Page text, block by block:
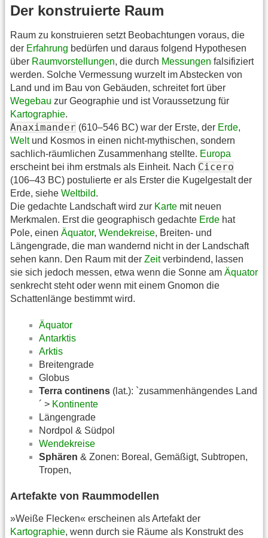
Der konstruierte Raum
Raum zu konstruieren setzt Beobachtungen voraus, die
der Erfahrung bedürfen und daraus folgend Hypothesen
über Raumvorstellungen, die durch Messungen falsifiziert
werden. Solche Vermessung wurzelt im Abstecken von
Land und im Bau von Gebäuden, schreitet fort über
Wegebau zur Geographie und ist Voraussetzung für
Kartographie.
Anaximander (610–546 BC) war der Erste, der Erde,
Weltund Kosmos in einen nicht-mythischen, sondern
sachlich-räumlichen Zusammenhang stellte. Europa
erscheint bei ihm erstmals als Einheit. Nach Cicero
(106–43 BC) postulierte er als Erster die Kugelgestalt der
Erde, siehe Weltbild.
Die gedachte Landschaft wird zur Karte mit neuen
Merkmalen. Erst die geographisch gedachte Erde hat
Pole, einen Äquator, Wendekreise, Breiten- und
Längengrade, die man wandernd nicht in der Landschaft
sehen kann. Den Raum mit der Zeitverbindend, lassen
sie sich jedoch messen, etwa wenn die Sonne am Äquator
senkrecht steht oder wenn mit einem Gnomon die
Schattenlänge bestimmt wird.
Äquator
Antarktis
Arktis
Breitengrade
Globus
Terra continens (lat.): `zusammenhängendes Land
´ > Kontinente
Längengrade
Nordpol & Südpol
Wendekreise
Sphären & Zonen: Boreal, Gemäßigt, Subtropen,
Tropen,
Artefakte von Raummodellen
»Weiße Flecken« erscheinen als Artefakt der
Kartographie, wenn durch sie Räume als Konstrukt des